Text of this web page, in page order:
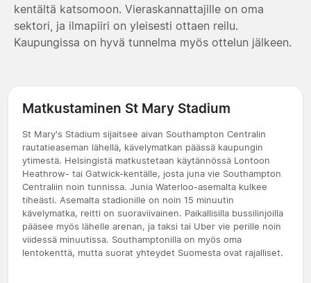
kentältä katsomoon. Vieraskannattajille on oma
sektori, ja ilmapiiri on yleisesti ottaen reilu.
Kaupungissa on hyvä tunnelma myös ottelun jälkeen.
Matkustaminen St Mary Stadium
St Mary's Stadium sijaitsee aivan Southampton Centralin
rautatieaseman lähellä, kävelymatkan päässä kaupungin
ytimestä. Helsingistä matkustetaan käytännössä Lontoon
Heathrow- tai Gatwick-kentälle, josta juna vie Southampton
Centraliin noin tunnissa. Junia Waterloo-asemalta kulkee
tiheästi. Asemalta stadionille on noin 15 minuutin
kävelymatka, reitti on suoraviivainen. Paikallisilla bussilinjoilla
pääsee myös lähelle arenan, ja taksi tai Uber vie perille noin
viidessä minuutissa. Southamptonilla on myös oma
lentokenttä, mutta suorat yhteydet Suomesta ovat rajalliset.